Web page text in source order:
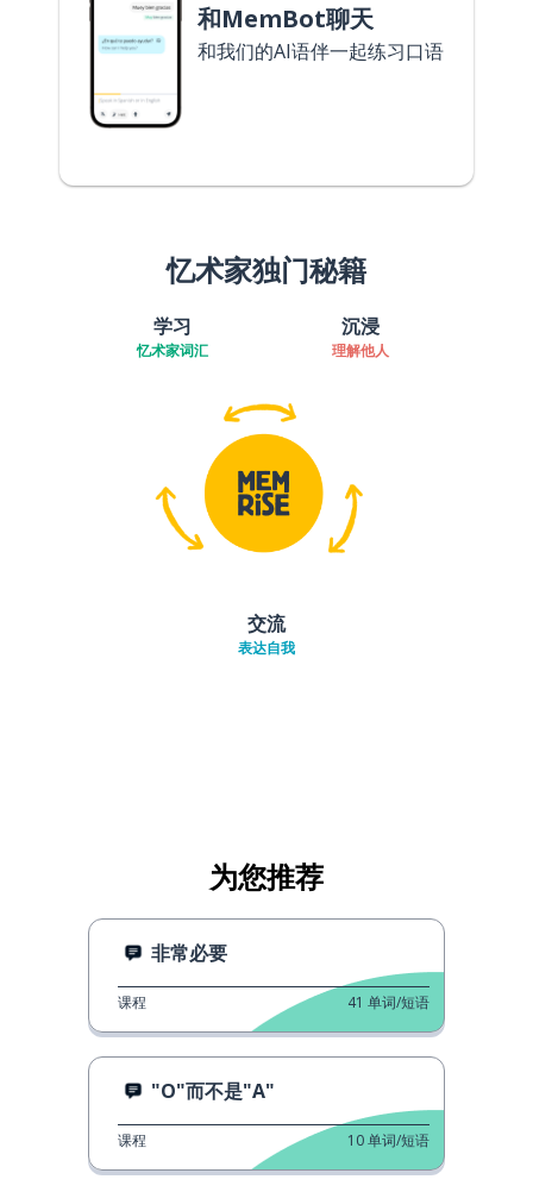
和MemBot聊天
和我们的AI语伴一起练习口语
忆术家独门秘籍
学习
忆术家词汇
沉浸
理解他人
交流
表达自我
为您推荐
非常必要
课程 41 单词/短语
"O"而不是"A"
课程 10单词/短语